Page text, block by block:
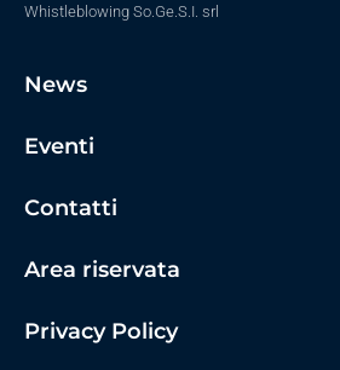
Whistleblowing So.Ge.S.I. srl
News
Eventi
Contatti
Area riservata
Privacy Policy